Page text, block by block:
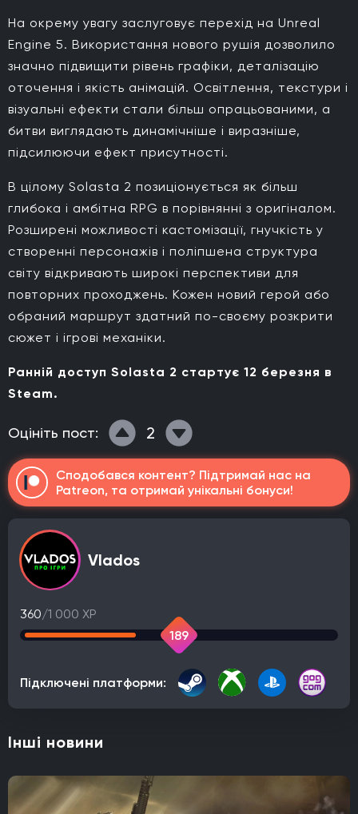
На окрему увагу заслуговує перехід на Unreal
Engine 5. Використання нового рушія дозволило
значно підвищити рівень графіки, деталізацію
оточення і якість анімацій. Освітлення, текстури і
візуальні ефекти стали більш опрацьованими, а
битви виглядають динамічніше і виразніше,
підсилюючи ефект присутності.
В цілому Solasta 2 позиціонується як більш
глибока і амбітна RPG в порівнянні з оригіналом.
Розширені можливості кастомізації, гнучкість у
створенні персонажів і поліпшена структура
світу відкривають широкі перспективи для
повторних проходжень. Кожен новий герой або
обраний маршрут здатний по-своєму розкрити
сюжет і ігрові механіки.
Ранній доступ Solasta 2 стартує 12 березня в
Steam.
Оцініть пост: 2
Сподобався контент? Підтримай нас на
Patreon, та отримай унікальні бонуси!
Vlados
360/1 000 XP
189
Підключені платформи:
Інші новини